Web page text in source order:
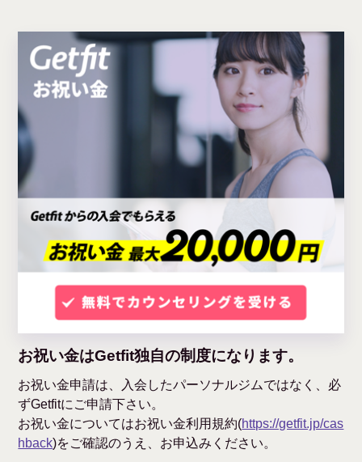
お祝い金はGetfit独自の制度になります。
お祝い金申請は、入会したパーソナルジムではなく、必
ずGetfitにご申請下さい。
お祝い金についてはお祝い金利用規約(https://getfit.jp/cas
hback)をご確認のうえ、お申込みください。